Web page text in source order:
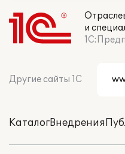
и
Другие сайты 1С
КаталогВнедрения